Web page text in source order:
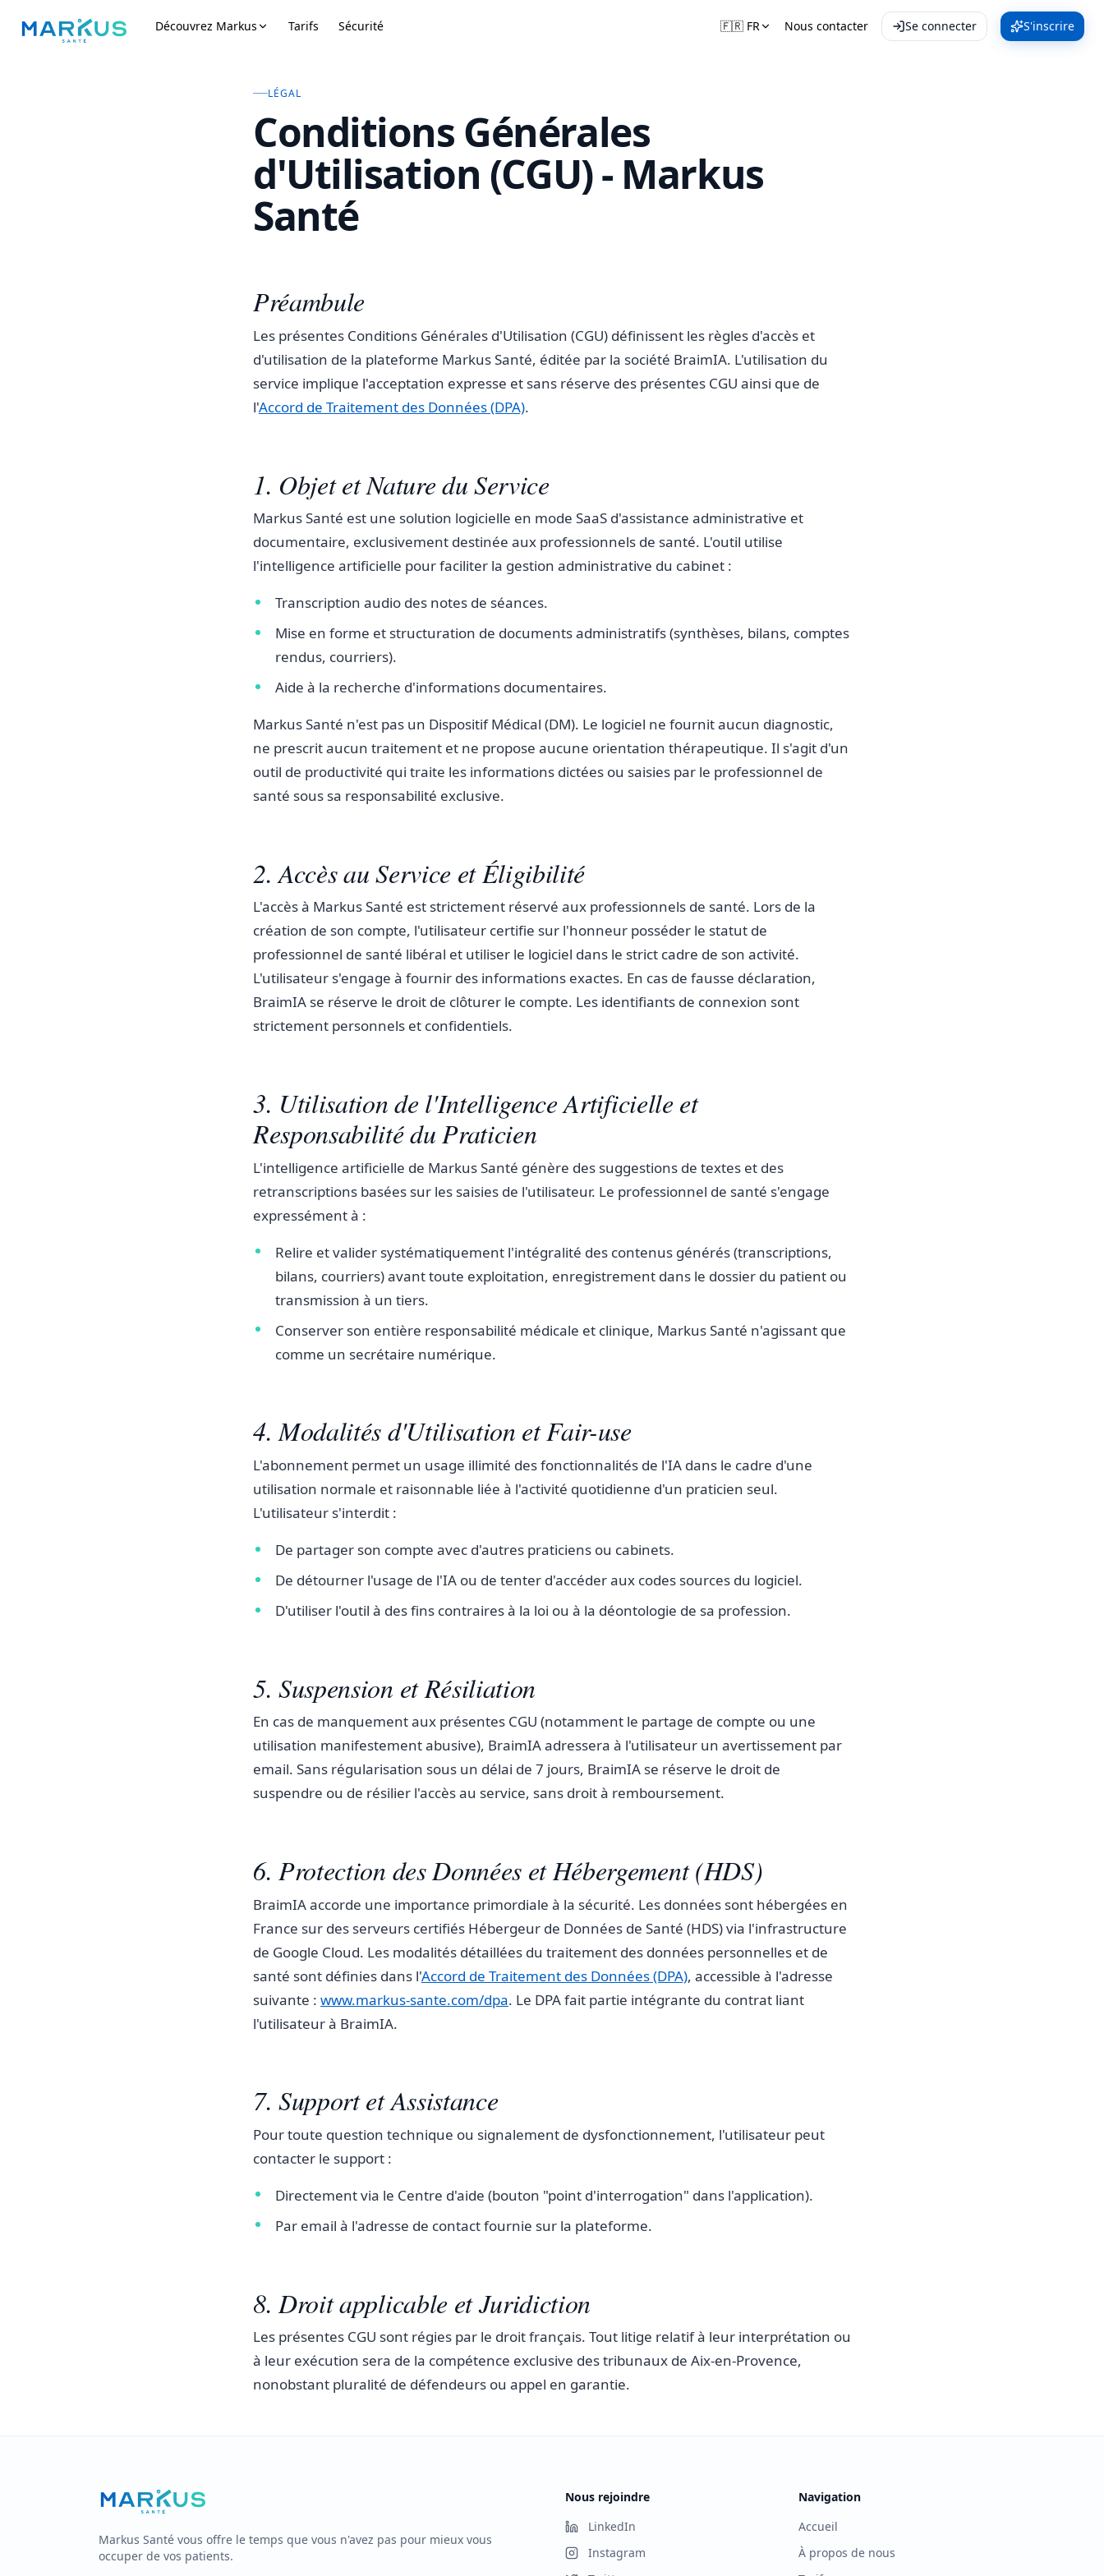
Découvrez Markus Tarifs Sécurité 🇫🇷 FR Nous contacter Se connecter S'inscrire
LÉGAL
Conditions Générales
d'Utilisation (CGU) - Markus
Santé
Préambule
Les présentes Conditions Générales d'Utilisation (CGU) définissent les règles d'accès et
d'utilisation de la plateforme Markus Santé, éditée par la société BraimIA. L'utilisation du
service implique l'acceptation expresse et sans réserve des présentes CGU ainsi que de
l'Accord de Traitement des Données (DPA).
1. Objet et Nature du Service
Markus Santé est une solution logicielle en mode SaaS d'assistance administrative et
documentaire, exclusivement destinée aux professionnels de santé. L'outil utilise
l'intelligence artificielle pour faciliter la gestion administrative du cabinet :
Transcription audio des notes de séances.
Mise en forme et structuration de documents administratifs (synthèses, bilans, comptes
rendus, courriers).
Aide à la recherche d'informations documentaires.
Markus Santé n'est pas un Dispositif Médical (DM). Le logiciel ne fournit aucun diagnostic,
ne prescrit aucun traitement et ne propose aucune orientation thérapeutique. Il s'agit d'un
outil de productivité qui traite les informations dictées ou saisies par le professionnel de
santé sous sa responsabilité exclusive.
2. Accès au Service et Éligibilité
L'accès à Markus Santé est strictement réservé aux professionnels de santé. Lors de la
création de son compte, l'utilisateur certifie sur l'honneur posséder le statut de
professionnel de santé libéral et utiliser le logiciel dans le strict cadre de son activité.
L'utilisateur s'engage à fournir des informations exactes. En cas de fausse déclaration,
BraimIA se réserve le droit de clôturer le compte. Les identifiants de connexion sont
strictement personnels et confidentiels.
3. Utilisation de l'Intelligence Artificielle et
Responsabilité du Praticien
L'intelligence artificielle de Markus Santé génère des suggestions de textes et des
retranscriptions basées sur les saisies de l'utilisateur. Le professionnel de santé s'engage
expressément à :
Relire et valider systématiquement l'intégralité des contenus générés (transcriptions,
bilans, courriers) avant toute exploitation, enregistrement dans le dossier du patient ou
transmission à un tiers.
Conserver son entière responsabilité médicale et clinique, Markus Santé n'agissant que
comme un secrétaire numérique.
4. Modalités d'Utilisation et Fair-use
L'abonnement permet un usage illimité des fonctionnalités de l'IA dans le cadre d'une
utilisation normale et raisonnable liée à l'activité quotidienne d'un praticien seul.
L'utilisateur s'interdit :
De partager son compte avec d'autres praticiens ou cabinets.
De détourner l'usage de l'IA ou de tenter d'accéder aux codes sources du logiciel.
D'utiliser l'outil à des fins contraires à la loi ou à la déontologie de sa profession.
5. Suspension et Résiliation
En cas de manquement aux présentes CGU (notamment le partage de compte ou une
utilisation manifestement abusive), BraimIA adressera à l'utilisateur un avertissement par
email. Sans régularisation sous un délai de 7 jours, BraimIA se réserve le droit de
suspendre ou de résilier l'accès au service, sans droit à remboursement.
6. Protection des Données et Hébergement (HDS)
BraimIA accorde une importance primordiale à la sécurité. Les données sont hébergées en
France sur des serveurs certifiés Hébergeur de Données de Santé (HDS) via l'infrastructure
de Google Cloud. Les modalités détaillées du traitement des données personnelles et de
santé sont définies dans l'Accord de Traitement des Données (DPA), accessible à l'adresse
suivante : www.markus-sante.com/dpa. Le DPA fait partie intégrante du contrat liant
l'utilisateur à BraimIA.
7. Support et Assistance
Pour toute question technique ou signalement de dysfonctionnement, l'utilisateur peut
contacter le support :
Directement via le Centre d'aide (bouton "point d'interrogation" dans l'application).
Par email à l'adresse de contact fournie sur la plateforme.
8. Droit applicable et Juridiction
Les présentes CGU sont régies par le droit français. Tout litige relatif à leur interprétation ou
à leur exécution sera de la compétence exclusive des tribunaux de Aix-en-Provence,
nonobstant pluralité de défendeurs ou appel en garantie.
Markus Santé vous offre le temps que vous n'avez pas pour mieux vous
occuper de vos patients.
Nous rejoindre
LinkedIn
Instagram
Navigation
Accueil
À propos de nous